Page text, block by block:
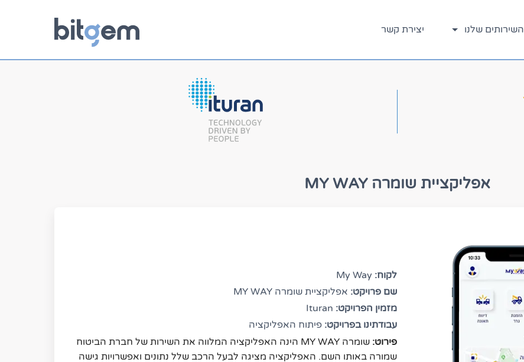
השירותים שלנו יצירת קשר
אפליקציית שומרה MY WAY
לקוח: My Way
שם פרויקט: אפליקציית שומרה MY WAY
מזמין הפרויקט: Ituran
עבודתינו בפרויקט: פיתוח האפליקציה
פירוט: